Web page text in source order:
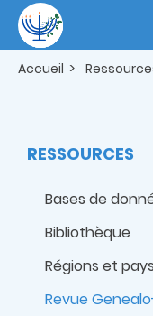
contenu
principal
Accueil
RESSOURCES
Bases de
Bibliothèque
Régions et pays
Revue